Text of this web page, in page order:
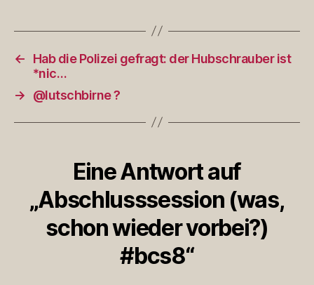
←
Hab die Polizei gefragt: der Hubschrauber ist
*nic…
→
@lutschbirne ?
Eine Antwort auf
„Abschlusssession (was,
schon wieder vorbei?)
#bcs8“